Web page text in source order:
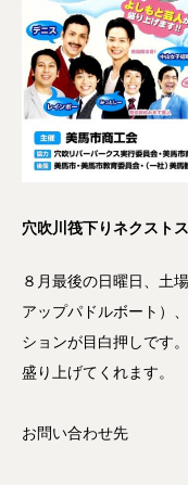
穴吹川筏下りネクスト
８月最後の日曜日、土
アップパドルボート）
ションが目白押しです
盛り上げてくれます。
お問い合わせ先